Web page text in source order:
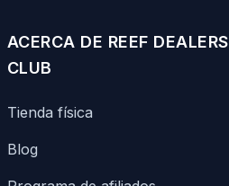
ACERCA DE REEF DEALERS
CLUB
Tienda física
Blog